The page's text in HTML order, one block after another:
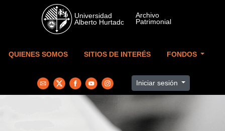
Skip to main content
QUIENES SOMOS SITIOS DE INTERÉS FONDOS
Iniciar sesión